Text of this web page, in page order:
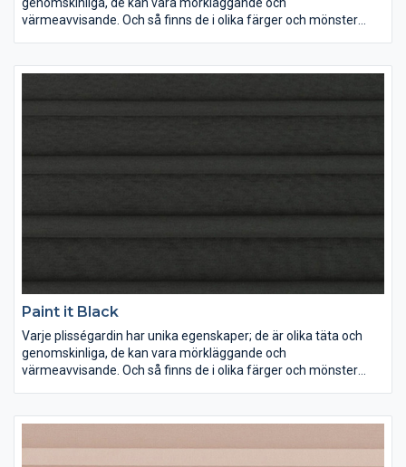
värmeavvisande. Och så finns de i olika färger och mönster
Paint it Black
Varje plisségardin har unika egenskaper; de är olika täta och
genomskinliga, de kan vara mörkläggande och
värmeavvisande. Och så finns de i olika färger och mönster